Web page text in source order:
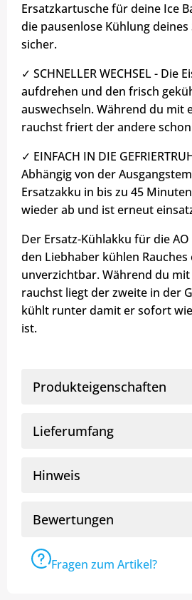
Ersatzkartusche für deine Ice
die pausenlose Kühlung deines
sicher.
✓ SCHNELLER WECHSEL - Die
aufdrehen und den frisch
auswechseln. Während du mit
rauchst friert der andere
✓ EINFACH IN DIE
Abhängig von der
Ersatzakku in bis zu 45
wieder ab und ist erneut
Der Ersatz-Kühlakku für die
den Liebhaber kühlen Rauches
unverzichtbar. Während du
rauchst liegt der zweite in der
kühlt runter damit er sofort
ist.
Produkteigenschaften
Lieferumfang
Hinweis
Bewertungen
Fragen zum Artikel?